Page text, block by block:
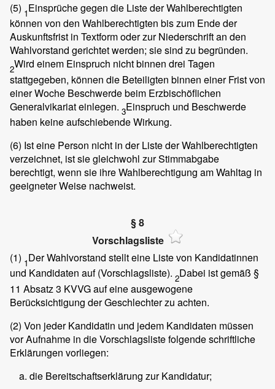
(5) 1Einsprüche gegen die Liste der Wahlberechtigten
können von den Wahlberechtigten bis zum Ende der
Auskunftsfrist in Textform oder zur Niederschrift an den
Wahlvorstand gerichtet werden; sie sind zu begründen.
2Wird einem Einspruch nicht binnen drei Tagen
stattgegeben, können die Beteiligten binnen einer Frist von
einer Woche Beschwerde beim Erzbischöflichen
Generalvikariat einlegen. 3Einspruch und Beschwerde
haben keine aufschiebende Wirkung.
(6) Ist eine Person nicht in der Liste der Wahlberechtigten
verzeichnet, ist sie gleichwohl zur Stimmabgabe
berechtigt, wenn sie ihre Wahlberechtigung am Wahltag in
geeigneter Weise nachweist.
§ 8
Vorschlagsliste
(1) 1Der Wahlvorstand stellt eine Liste von Kandidatinnen
und Kandidaten auf (Vorschlagsliste). 2Dabei ist gemäß §
11 Absatz 3 KVVG auf eine ausgewogene
Berücksichtigung der Geschlechter zu achten.
(2) Von jeder Kandidatin und jedem Kandidaten müssen
vor Aufnahme in die Vorschlagsliste folgende schriftliche
Erklärungen vorliegen:
die Bereitschaftserklärung zur Kandidatur;